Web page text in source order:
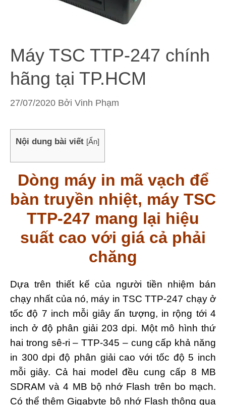
Máy TSC TTP-247 chính
hãng tại TP.HCM
27/07/2020 Bởi Vinh Phạm
Nội dung bài viết [Ẩn]
Dòng máy in mã vạch để
bàn truyền nhiệt, máy TSC
TTP-247 mang lại hiệu
suất cao với giá cả phải
chăng
Dựa trên thiết kế của người tiền nhiệm bán
chạy nhất của nó, máy in TSC TTP-247 chạy ở
tốc độ 7 inch mỗi giây ấn tượng, in rộng tới 4
inch ở độ phân giải 203 dpi. Một mô hình thứ
hai trong sê-ri – TTP-345 – cung cấp khả năng
in 300 dpi độ phân giải cao với tốc độ 5 inch
mỗi giây. Cả hai model đều cung cấp 8 MB
SDRAM và 4 MB bộ nhớ Flash trên bo mạch.
Có thể thêm Gigabyte bộ nhớ Flash thông qua